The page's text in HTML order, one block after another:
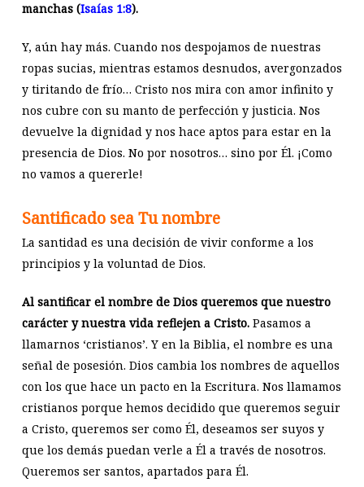
manchas (Isaías 1:8).
Y, aún hay más. Cuando nos despojamos de nuestras
ropas sucias, mientras estamos desnudos, avergonzados
y tiritando de frío… Cristo nos mira con amor infinito y
nos cubre con su manto de perfección y justicia. Nos
devuelve la dignidad y nos hace aptos para estar en la
presencia de Dios. No por nosotros… sino por Él. ¡Como
no vamos a quererle!
Santificado sea Tu nombre
La santidad es una decisión de vivir conforme a los
principios y la voluntad de Dios.
Al santificar el nombre de Dios queremos que nuestro
carácter y nuestra vida reflejen a Cristo.Pasamos a
llamarnos ‘cristianos’. Y en la Biblia, el nombre es una
señal de posesión. Dios cambia los nombres de aquellos
con los que hace un pacto en la Escritura. Nos llamamos
cristianos porque hemos decidido que queremos seguir
a Cristo, queremos ser como Él, deseamos ser suyos y
que los demás puedan verle a Él a través de nosotros.
Queremos ser santos, apartados para Él.